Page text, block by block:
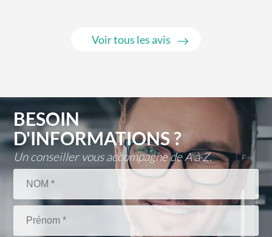
Voir tous les avis
BESOIN
D'INFORMATIONS ?
Un conseiller vous accompagne de A à Z.